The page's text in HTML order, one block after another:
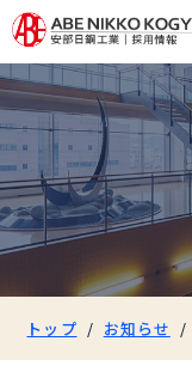
トップ お知らせ